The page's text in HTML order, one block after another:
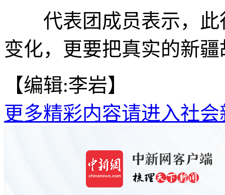
代表团成员表示，此
变化，更要把真实的新
【编辑:李岩】
更多精彩内容请进入社会